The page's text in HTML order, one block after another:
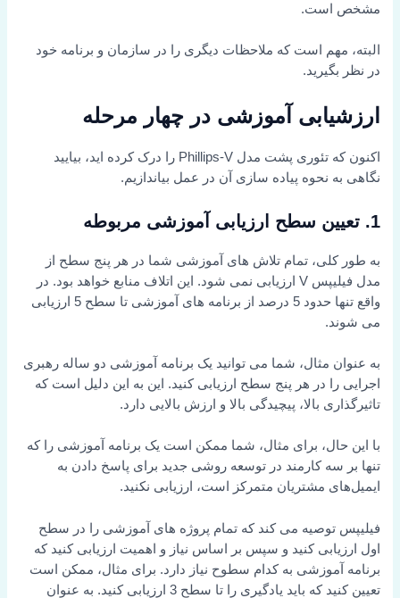
است.
است که ملاحظات دیگری را در سازمان و برنامه خود
آموزشی در چهار مرحله
اکنون که تئوری پشت مدل Phillips-V را درک کرده اید، بیایید
نحوه پیاده سازی آن در عمل بیاندازیم.
تمام تلاش های آموزشی شما در هر پنج سطح از
مدل فیلیپس V ارزیابی نمی شود. این اتلاف منابع خواهد بود. در
واقع تنها حدود 5 درصد از برنامه های آموزشی تا سطح 5 ارزیابی
مثال، شما می توانید یک برنامه آموزشی دو ساله رهبری
در هر پنج سطح ارزیابی کنید. این به این دلیل است که
بالا، پیچیدگی بالا و ارزش بالایی دارد.
برای مثال، شما ممکن است یک برنامه آموزشی را که
سه کارمند در توسعه روشی جدید برای پاسخ دادن به
مشتریان متمرکز است، ارزیابی نکنید.
توصیه می کند که تمام پروژه های آموزشی را در سطح
کنید و سپس بر اساس نیاز و اهمیت ارزیابی کنید که
آموزشی به کدام سطوح نیاز دارد. برای مثال، ممکن است
تعیین کنید که باید یادگیری را تا سطح 3 ارزیابی کنید. به عنوان